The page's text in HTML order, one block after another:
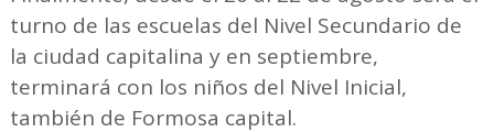
turno de las escuelas del Nivel Secundario de
la ciudad capitalina y en septiembre,
terminará con los niños del Nivel Inicial,
también de Formosa capital.